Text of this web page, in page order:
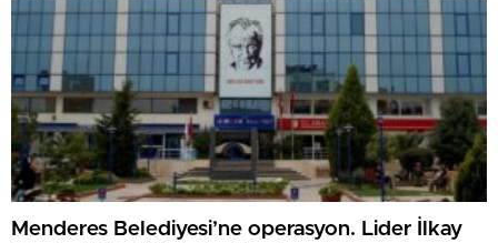
Menderes Belediyesi’ne operasyon. Lider İlkay